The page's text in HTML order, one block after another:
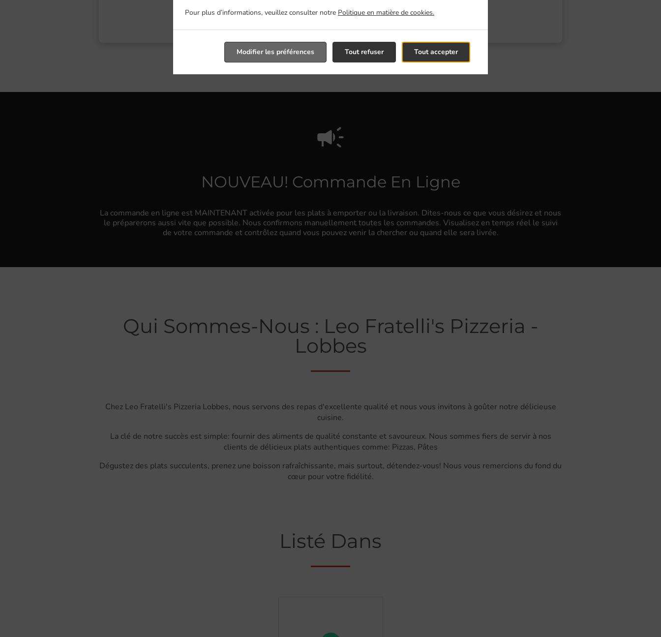
Pour plus d’informations, veuillez consulter notre Politique en matière de cookies.
Tout accepter
Tout refuser
Modifier les préférences
Voir le menu & commander
NOUVEAU! Commande En Ligne
La commande en ligne est MAINTENANT activée pour les plats à emporter ou la livraison. Dites-nous ce que vous désirez et nous
le préparerons aussi vite que possible. Nous confirmons manuellement toutes les commandes. Visualisez en temps réel le suivi
de votre commande et contrôlez quand vous pouvez venir la chercher ou quand elle sera livrée.
Qui Sommes-Nous : Leo Fratelli's Pizzeria -
Lobbes
Chez Leo Fratelli's Pizzeria Lobbes, nous servons des repas d'excellente qualité et nous vous invitons à goûter notre délicieuse
cuisine.
La clé de notre succès est simple: fournir des aliments de qualité constante et savoureux. Nous sommes fiers de servir à nos
clients de délicieux plats authentiques comme: Pizzas, Pâtes
Dégustez des plats succulents, prenez une boisson rafraîchissante, mais surtout, détendez-vous! Nous vous remercions du fond du
cœur pour votre fidélité.
Listé Dans